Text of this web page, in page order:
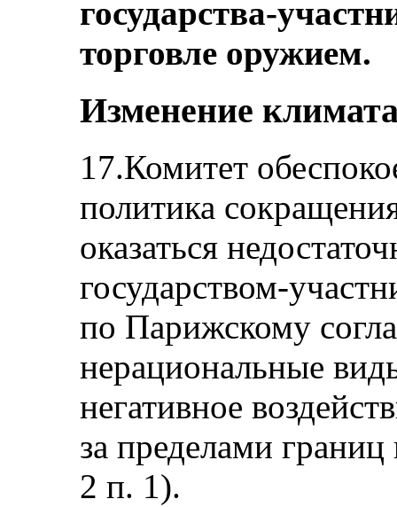
государства-
торговле оружием.
Изменение
17.Комитет
политика
оказаться
государством-
по Парижскому
нерациональные
негативное
за пределами границ
2 п. 1).